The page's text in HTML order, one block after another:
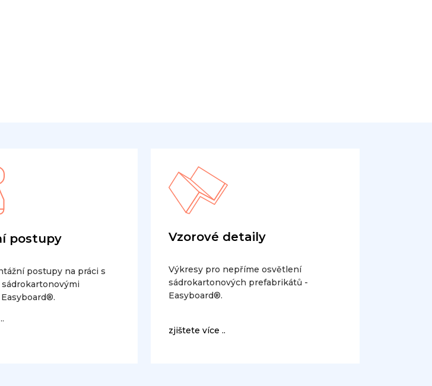
postupy
postupy na práci s
Vzorové detaily
Výkresy pro nepříme osvětlení
sádrokartonových prefabrikátů -
Easyboard®.
zjištete více ..